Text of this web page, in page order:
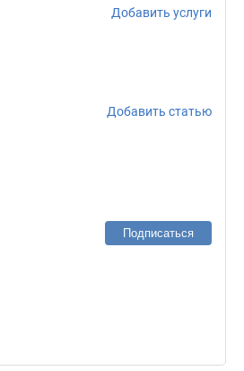
Добавить услуги
Добавить статью
Подписаться